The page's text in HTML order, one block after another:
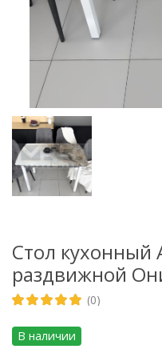
Стол кухонный
раздвижной
(0)
В наличии